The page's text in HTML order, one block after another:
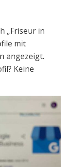
„Friseur in
mit
angezeigt.
Keine